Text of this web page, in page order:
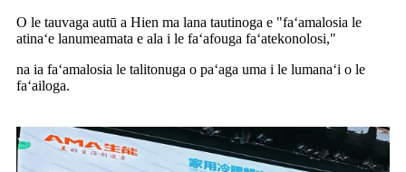
O le tauvaga autū a Hien ma lana tautinoga e "faʻamalosia le
atinaʻe lanumeamata e ala i le faʻafouga faʻatekonolosi,"
na ia faʻamalosia le talitonuga o paʻaga uma i le lumanaʻi o le
faʻailoga.